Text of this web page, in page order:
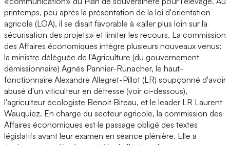
printemps, peu après la présentation de la loi d'orientation
agricole (LOA), il se disait favorable à «aller plus loin sur la
sécurisation des projets» et limiter les recours. La commission
des Affaires économiques intègre plusieurs nouveaux venus:
la ministre déléguée de l'Agriculture (du gouvernement
démissionnaire) Agnès Pannier-Runacher, le haut-
fonctionnaire Alexandre Allegret-Pillot (LR) soupçonné d'avoir
abusé d'un viticulteur en détresse (voir ci-dessous),
l'agriculteur écologiste Benoit Biteau, et le leader LR Laurent
Wauquiez. En charge du secteur agricole, la commission des
Affaires économiques est le passage obligé des textes
législatifs avant leur examen en séance plénière. Elle a